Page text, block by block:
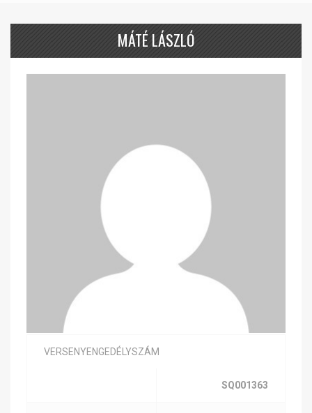
MÁTÉ LÁSZLÓ
VERSENYENGEDÉLYSZÁM
SQ001363